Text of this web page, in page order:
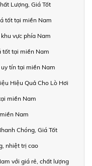
Lượng, Giá Tốt
tốt tại miền Nam
vực phía Nam
tốt tại miền Nam
tín tại miền Nam
Hiệu Quả Cho Lò Hơi
miền Nam
Nam
Chóng, Giá Tốt
nhiệt trị cao
với giá rẻ, chất lượng